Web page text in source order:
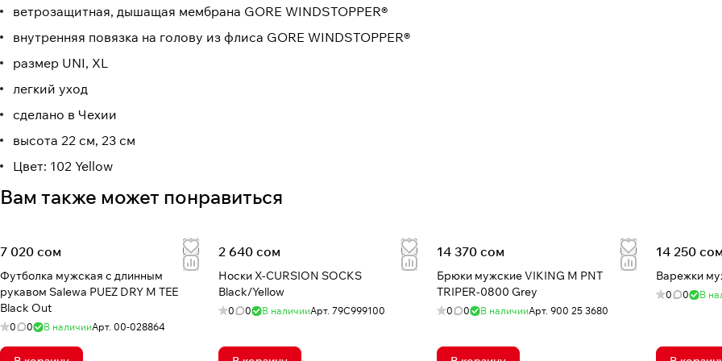
ветрозащитная, дышащая мембрана GORE WINDSTOPPER®
внутренняя повязка на голову из флиса GORE WINDSTOPPER®
размер UNI, XL
легкий уход
сделано в Чехии
высота 22 см, 23 см
Цвет: 102 Yellow
Вам также может понравиться
7 020 сом
Футболка мужская с длинным
рукавом Salewa PUEZ DRY M TEE
Black Out
0 0 В наличииАрт. 00-028864
2 640 сом
Носки X-CURSION SOCKS
Black/Yellow
0 0 В наличииАрт.79C999100
14 370 сом
Брюки мужские VIKING M PNT
TRIPER-0800 Grey
0 0 В наличииАрт.900 25 3680
14 250
Варежки
0 0 В